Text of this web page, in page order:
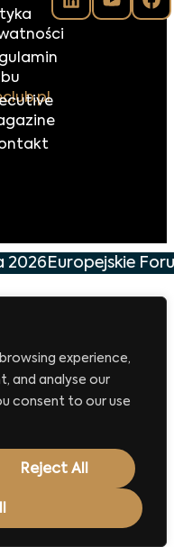
experience,
and analyse our
consent to our use
Reject All
2026Europejskie